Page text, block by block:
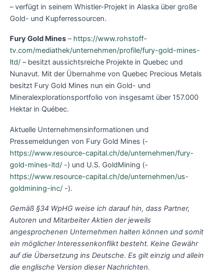
– verfügt in seinem Whistler-Projekt in Alaska über große
Gold- und Kupferressourcen.
Fury Gold Mines – https://www.rohstoff-
tv.com/mediathek/unternehmen/profile/fury-gold-mines-
ltd/ – besitzt aussichtsreiche Projekte in Quebec und
Nunavut. Mit der Übernahme von Quebec Precious Metals
besitzt Fury Gold Mines nun ein Gold- und
Mineralexplorationsportfolio von insgesamt über 157.000
Hektar in Québec.
Aktuelle Unternehmensinformationen und
Pressemeldungen von Fury Gold Mines (-
https://www.resource-capital.ch/de/unternehmen/fury-
gold-mines-ltd/ -) und U.S. GoldMining (-
https://www.resource-capital.ch/de/unternehmen/us-
goldmining-inc/ -).
Gemäß §34 WpHG weise ich darauf hin, dass Partner,
Autoren und Mitarbeiter Aktien der jeweils
angesprochenen Unternehmen halten können und somit
ein möglicher Interessenkonflikt besteht. Keine Gewähr
auf die Übersetzung ins Deutsche. Es gilt einzig und allein
die englische Version dieser Nachrichten.